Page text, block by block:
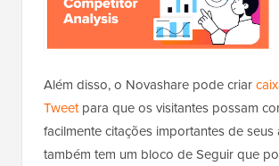
Além disso, o Novashare pode criar
Tweetpara que os visitantes possam
facilmente citações importantes de seus
também tem um bloco de Seguir que